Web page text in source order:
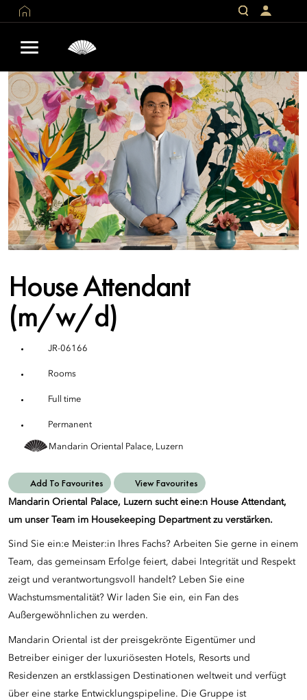
House Attendant
(m/w/d)
JR-06166
Rooms
Full time
Permanent
Mandarin Oriental Palace, Luzern
Add To Favourites View Favourites
Mandarin Oriental Palace, Luzern sucht eine:n House Attendant,
um unser Team im Housekeeping Department zu verstärken.
Sind Sie ein:e Meister:in Ihres Fachs? Arbeiten Sie gerne in einem
Team, das gemeinsam Erfolge feiert, dabei Integrität und Respekt
zeigt und verantwortungsvoll handelt? Leben Sie eine
Wachstumsmentalität? Wir laden Sie ein, ein Fan des
Außergewöhnlichen zu werden.
Mandarin Oriental ist der preisgekrönte Eigentümer und
Betreiber einiger der luxuriösesten Hotels, Resorts und
Residenzen an erstklassigen Destinationen weltweit und verfügt
über eine starke Entwicklungspipeline. Die Gruppe ist